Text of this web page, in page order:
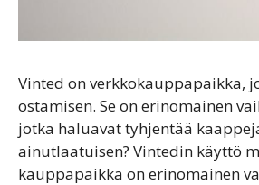
Vinted on verkkokauppapaikka,
ostamisen. Se on erinomainen
jotka haluavat tyhjentää
ainutlaatuisen? Vintedin käyttö
kauppapaikka on erinomainen